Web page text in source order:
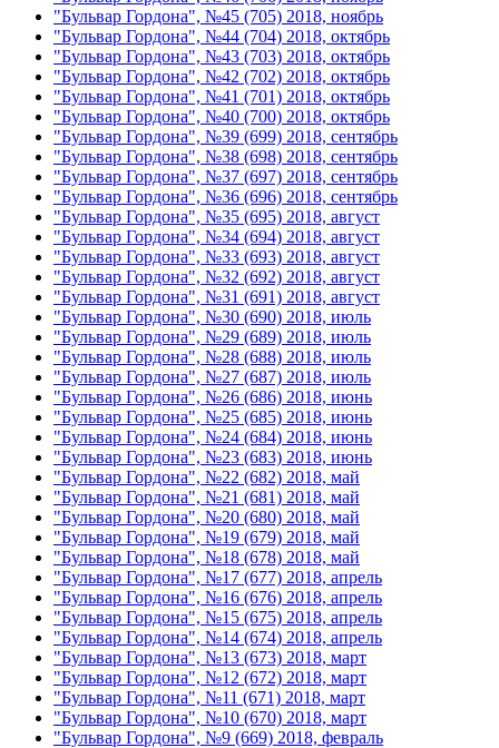
"Бульвар Гордона", №45 (705) 2018, ноябрь
"Бульвар Гордона", №44 (704) 2018, октябрь
"Бульвар Гордона", №43 (703) 2018, октябрь
"Бульвар Гордона", №42 (702) 2018, октябрь
"Бульвар Гордона", №41 (701) 2018, октябрь
"Бульвар Гордона", №40 (700) 2018, октябрь
"Бульвар Гордона", №39 (699) 2018, сентябрь
"Бульвар Гордона", №38 (698) 2018, сентябрь
"Бульвар Гордона", №37 (697) 2018, сентябрь
"Бульвар Гордона", №36 (696) 2018, сентябрь
"Бульвар Гордона", №35 (695) 2018, август
"Бульвар Гордона", №34 (694) 2018, август
"Бульвар Гордона", №33 (693) 2018, август
"Бульвар Гордона", №32 (692) 2018, август
"Бульвар Гордона", №31 (691) 2018, август
"Бульвар Гордона", №30 (690) 2018, июль
"Бульвар Гордона", №29 (689) 2018, июль
"Бульвар Гордона", №28 (688) 2018, июль
"Бульвар Гордона", №27 (687) 2018, июль
"Бульвар Гордона", №26 (686) 2018, июнь
"Бульвар Гордона", №25 (685) 2018, июнь
"Бульвар Гордона", №24 (684) 2018, июнь
"Бульвар Гордона", №23 (683) 2018, июнь
"Бульвар Гордона", №22 (682) 2018, май
"Бульвар Гордона", №21 (681) 2018, май
"Бульвар Гордона", №20 (680) 2018, май
"Бульвар Гордона", №19 (679) 2018, май
"Бульвар Гордона", №18 (678) 2018, май
"Бульвар Гордона", №17 (677) 2018, апрель
"Бульвар Гордона", №16 (676) 2018, апрель
"Бульвар Гордона", №15 (675) 2018, апрель
"Бульвар Гордона", №14 (674) 2018, апрель
"Бульвар Гордона", №13 (673) 2018, март
"Бульвар Гордона", №12 (672) 2018, март
"Бульвар Гордона", №11 (671) 2018, март
"Бульвар Гордона", №10 (670) 2018, март
"Бульвар Гордона", №9 (669) 2018, февраль